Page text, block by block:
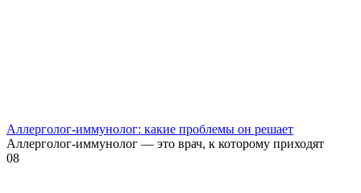
Аллерголог-иммунолог: какие проблемы он решает
Аллерголог-иммунолог — это врач, к которому приходят
08